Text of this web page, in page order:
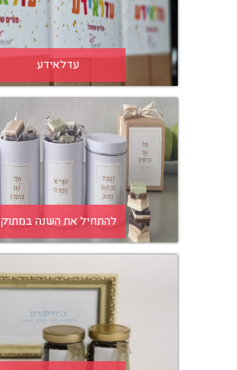
עדלאידע
להתחיל את השנה במתוק